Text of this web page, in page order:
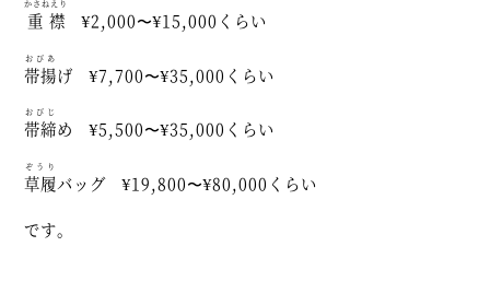
重襟
かさねえり
¥2,000〜¥15,000くらい
帯揚
おびあ
げ ¥7,700〜¥35,000くらい
帯締
おびじ
め ¥5,500〜¥35,000くらい
草履
ぞうり
バッグ ¥19,800〜¥80,000くらい
です。